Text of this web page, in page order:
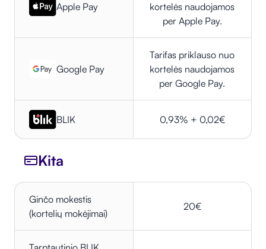
Apple Pay
kortelės naudojamos
per Apple Pay.
Google Pay
Tarifas priklauso nuo
kortelės naudojamos
per Google Pay.
BLIK 0,93% + 0,02€
Kita
Ginčo mokestis
(kortelių mokėjimai)
20€